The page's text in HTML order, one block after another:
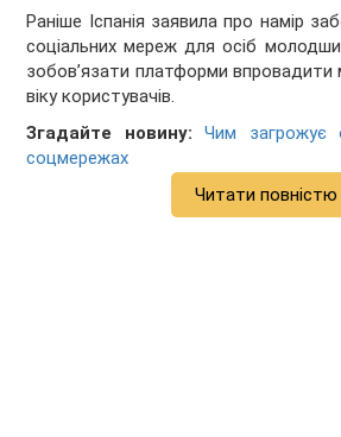
Раніше Іспанія заявила про намір
соціальних мереж для осіб
зобов’язати платформи впровадити
віку користувачів.
Згадайте новину:Чим загрожує
соцмережах
Читати повністю